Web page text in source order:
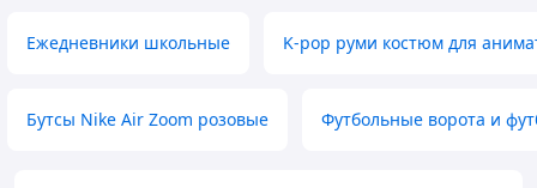
Ежедневники школьные K-pop руми костюм для
Бутсы Nike Air Zoom розовые Футбольные ворота и